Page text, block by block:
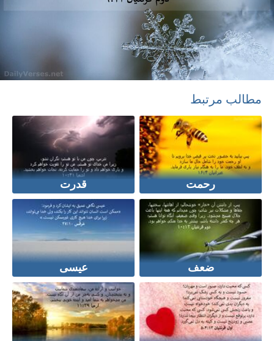
مطالب مرتبط
رحمت قدرت
ضعف عیسی